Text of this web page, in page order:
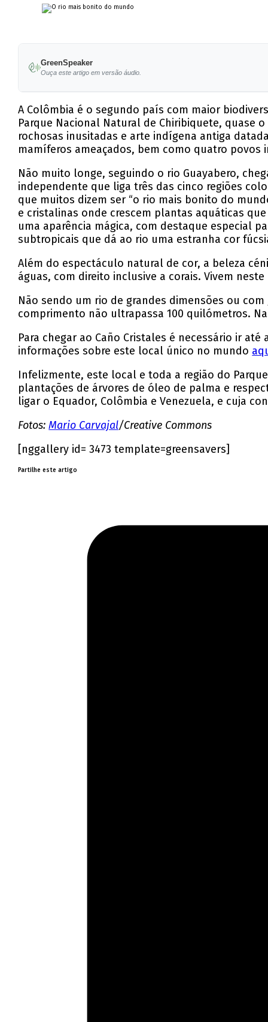
GreenSpeaker
Ouça este artigo em versão áudio.
A Colômbia é o segundo país com maior
Parque Nacional Natural de Chiribiquete, quase
rochosas inusitadas e arte indígena antiga
mamíferos ameaçados, bem como quatro
Não muito longe, seguindo o rio Guayabero,
independente que liga três das cinco regiões
que muitos dizem ser “o rio mais bonito do
e cristalinas onde crescem plantas aquáticas
uma aparência mágica, com destaque especial
subtropicais que dá ao rio uma estranha cor
Além do espectáculo natural de cor, a beleza
águas, com direito inclusive a corais. Vivem
Não sendo um rio de grandes dimensões ou
comprimento não ultrapassa 100 quilómetros.
Para chegar ao Caño Cristales é necessário ir
informações sobre este local único no mundo
Infelizmente, este local e toda a região do
plantações de árvores de óleo de palma e
ligar o Equador, Colômbia e Venezuela, e cuja
Fotos:Mario Carvajal/Creative Commons
[nggallery id= 3473 template=greensavers]
Partilhe este artigo